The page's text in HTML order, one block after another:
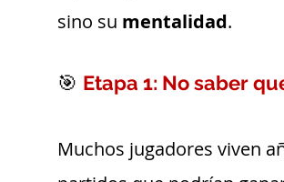
sino su mentalidad.
🎯 Etapa 1: No saber
Muchos jugadores viven